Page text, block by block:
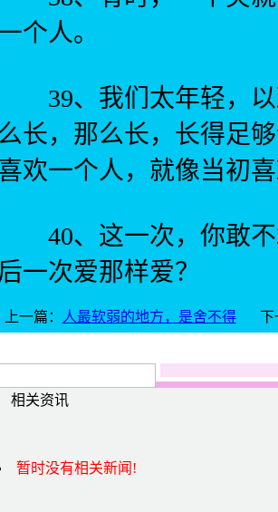
个人。
39、我们太年轻，以
么长，那么长，长得足
欢一个人，就像当初
40、这一次，你敢不
后一次爱那样爱？
上一篇： 人最软弱的地方，是舍不得 下
相关资讯
暂时没有相关新闻!